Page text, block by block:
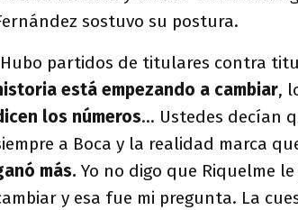
sostuvo su postura.
partidos de titulares contra
está empezando a cambiar,
los números... Ustedes decían
a Boca y la realidad marca
más. Yo no digo que Riquelme
y esa fue mi pregunta. La